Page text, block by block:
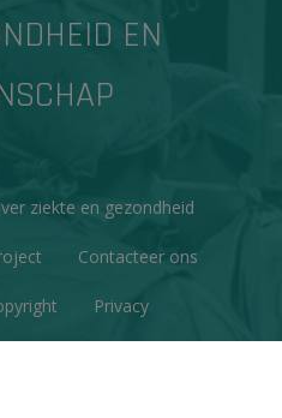
EN
ziekte en gezondheid
Contacteer ons
Privacy